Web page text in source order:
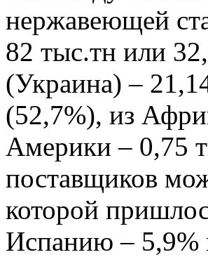
нержавеющей
82 тыс.тн или
(Украина) –
(52,7%), из
Америки – 0,75
поставщиков
которой
Испанию –